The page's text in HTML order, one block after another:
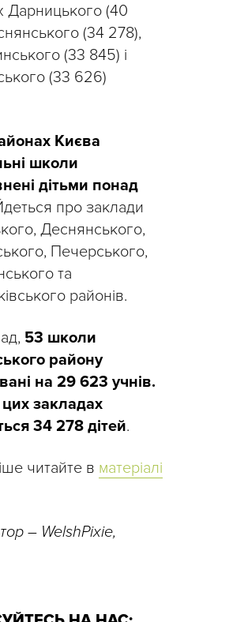
Дарницького (40
(34 278),
(33 845) і
(33 626)
Києва
школи
дітьми понад
про заклади
Деснянського,
Печерського,
та
районів.
53 школи
району
на 29 623 учнів.
закладах
34 278 дітей.
читайте в матеріалі
– WelshPixie,